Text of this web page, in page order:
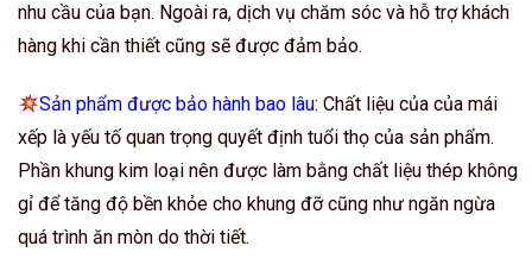
nhu cầu của bạn. Ngoài ra, dịch vụ chăm sóc và hỗ trợ khách
hàng khi cần thiết cũng sẽ được đảm bảo.
Sản phẩm được bảo hành bao lâu: Chất liệu của của mái
xếp là yếu tố quan trọng quyết định tuổi thọ của sản phẩm.
Phần khung kim loại nên được làm bằng chất liệu thép không
gỉ để tăng độ bền khỏe cho khung đỡ cũng như ngăn ngừa
quá trình ăn mòn do thời tiết.